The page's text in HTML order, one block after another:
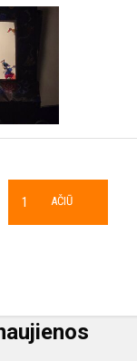
AČIŪ
1